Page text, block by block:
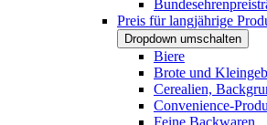
Preis für langjährige
Dropdown umschalten
Biere
Brote und
Cerealien,
Convenience-